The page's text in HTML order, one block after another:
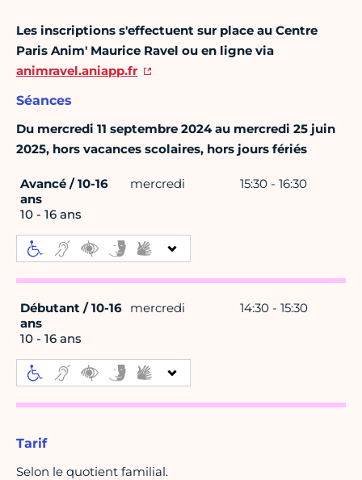
Les inscriptions s'effectuent sur place au Centre
Paris Anim' Maurice Ravel ou en ligne via
animravel.aniapp.fr
Séances
Du mercredi 11 septembre 2024 au mercredi 25 juin
2025, hors vacances scolaires, hors jours fériés
Avancé / 10-16
ans
10 - 16 ans
mercredi 15:30 - 16:30
Débutant / 10-16
ans
10 - 16 ans
mercredi 14:30 - 15:30
Tarif
Selon le quotient familial.